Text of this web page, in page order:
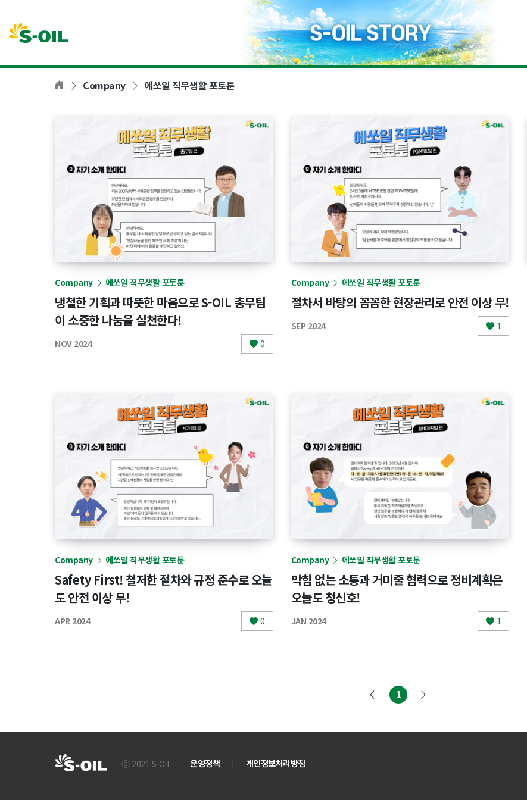
Company 에쏘일 직무생활 포토툰
Company 에쏘일 직무생활 포토툰
냉철한 기획과 따뜻한 마음으로 S-OIL 총무팀
이 소중한 나눔을 실천한다!
NOV 2024 0
Company 에쏘일 직무생활 포토툰
절차서 바탕의 꼼꼼한 현장관리로 안전 이상 무!
SEP 2024 1
Company 에쏘일 직무생활 포토툰
Safety First! 철저한 절차와 규정 준수로 오늘
도 안전 이상 무!
APR 2024 0
Company 에쏘일 직무생활 포토툰
막힘 없는 소통과 거미줄 협력으로 정비계획은
오늘도 청신호!
JAN 2024 1
1
Ⓒ 2021 S-OIL 운영정책 | 개인정보처리방침